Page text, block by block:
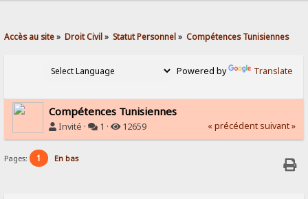
Accès au site» Droit Civil» Statut Personnel» Compétences Tunisiennes
Powered by Translate
Compétences Tunisiennes
Invité · 1 · 12659 « précédent suivant »
Pages: 1 En bas